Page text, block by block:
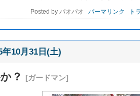
Posted by パオパオ パーマリンク ト
年10月31日(土)
？ [ガードマン]